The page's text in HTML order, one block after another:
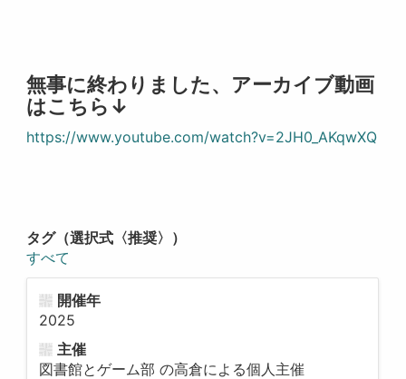
無事に終わりました、アーカイブ動画
はこちら↓
https://www.youtube.com/watch?v=2JH0_AKqwXQ
タグ（選択式〈推奨〉）
すべて
開催年
2025
主催
図書館とゲーム部 の高倉による個人主催